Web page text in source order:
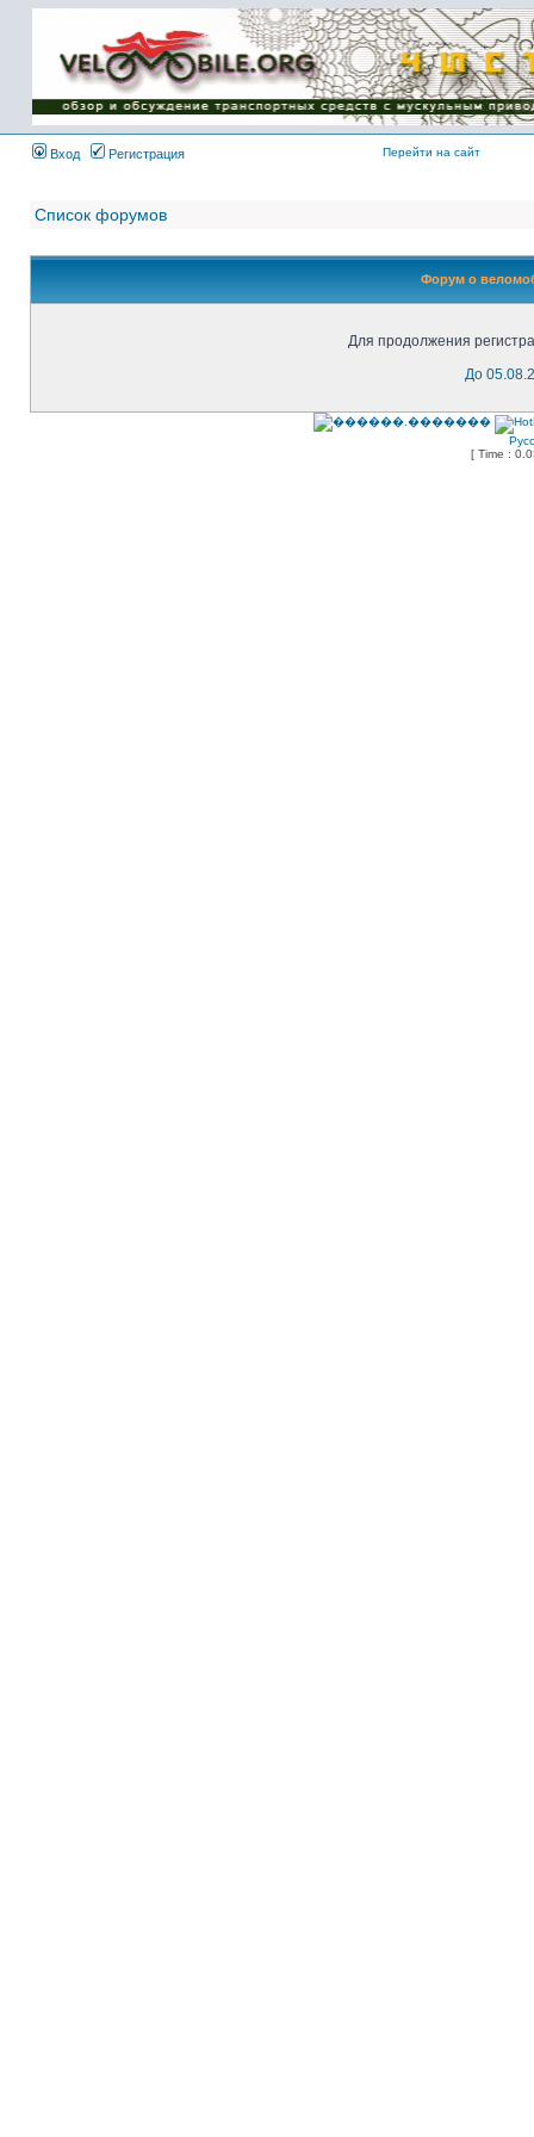
Имя пользователя:
Пароль:
{ LOG_ME_IN_SHORT
}
Вход
Регистрация Перейти на сайт
Список форумов
Форум о
Для продолжения
До
[ Time :